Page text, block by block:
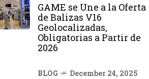
GAME se Une a la Oferta
de Balizas V16
Geolocalizadas,
Obligatorias a Partir de
2026
BLOG December 24, 2025